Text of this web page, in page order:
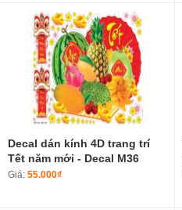
Decal dán kính 4D trang trí
Tết năm mới - Decal M36
Giá: 55.000₫